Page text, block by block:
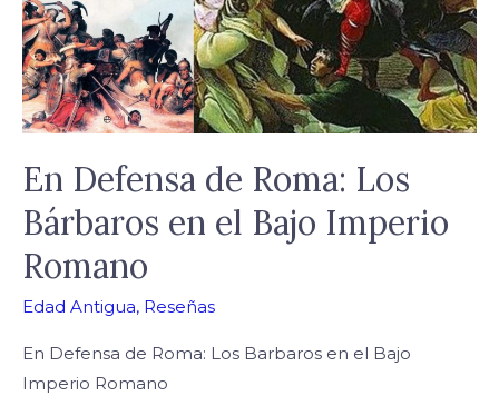
En Defensa de Roma: Los
Bárbaros en el Bajo Imperio
Romano
Edad Antigua, Reseñas
En Defensa de Roma: Los Barbaros en el Bajo
Imperio Romano
Los
Bárbaros
en
el
Bajo
Imperio
Romano